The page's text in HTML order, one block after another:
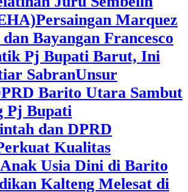
Persaingan Marquez
Bayangan Francesco
Pj Bupati Barut, Ini
SabranUnsur
Barito Utara Sambut
Pj Bupati
dan DPRD
Kualitas
Usia Dini di Barito
Kalteng Melesat di